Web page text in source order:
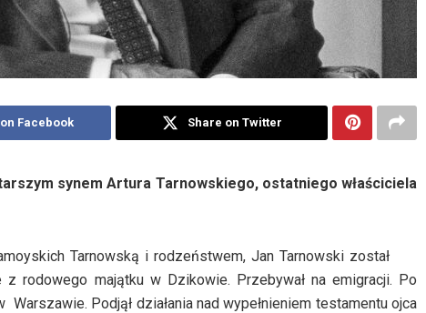
Facebook Share on Twitter
synem Artura Tarnowskiego, ostatniego właściciela
Tarnowską i rodzeństwem, Jan Tarnowski został
rodowego majątku w Dzikowie. Przebywał na emigracji. Po
Podjął działania nad wypełnieniem testamentu ojca